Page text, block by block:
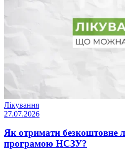
Лікування
27.07.2026
Як отримати безкоштовне
програмою НСЗУ?